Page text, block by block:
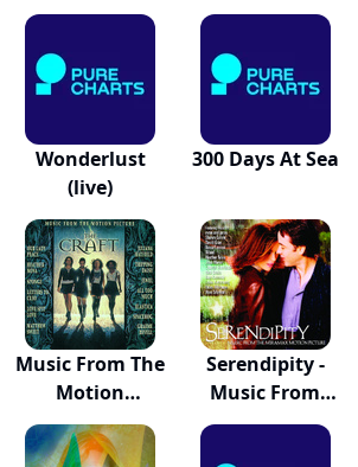
Wonderlust
(live)
300 Days At Sea
Music From The
Motion
Picture...
Serendipity -
Music From
The...